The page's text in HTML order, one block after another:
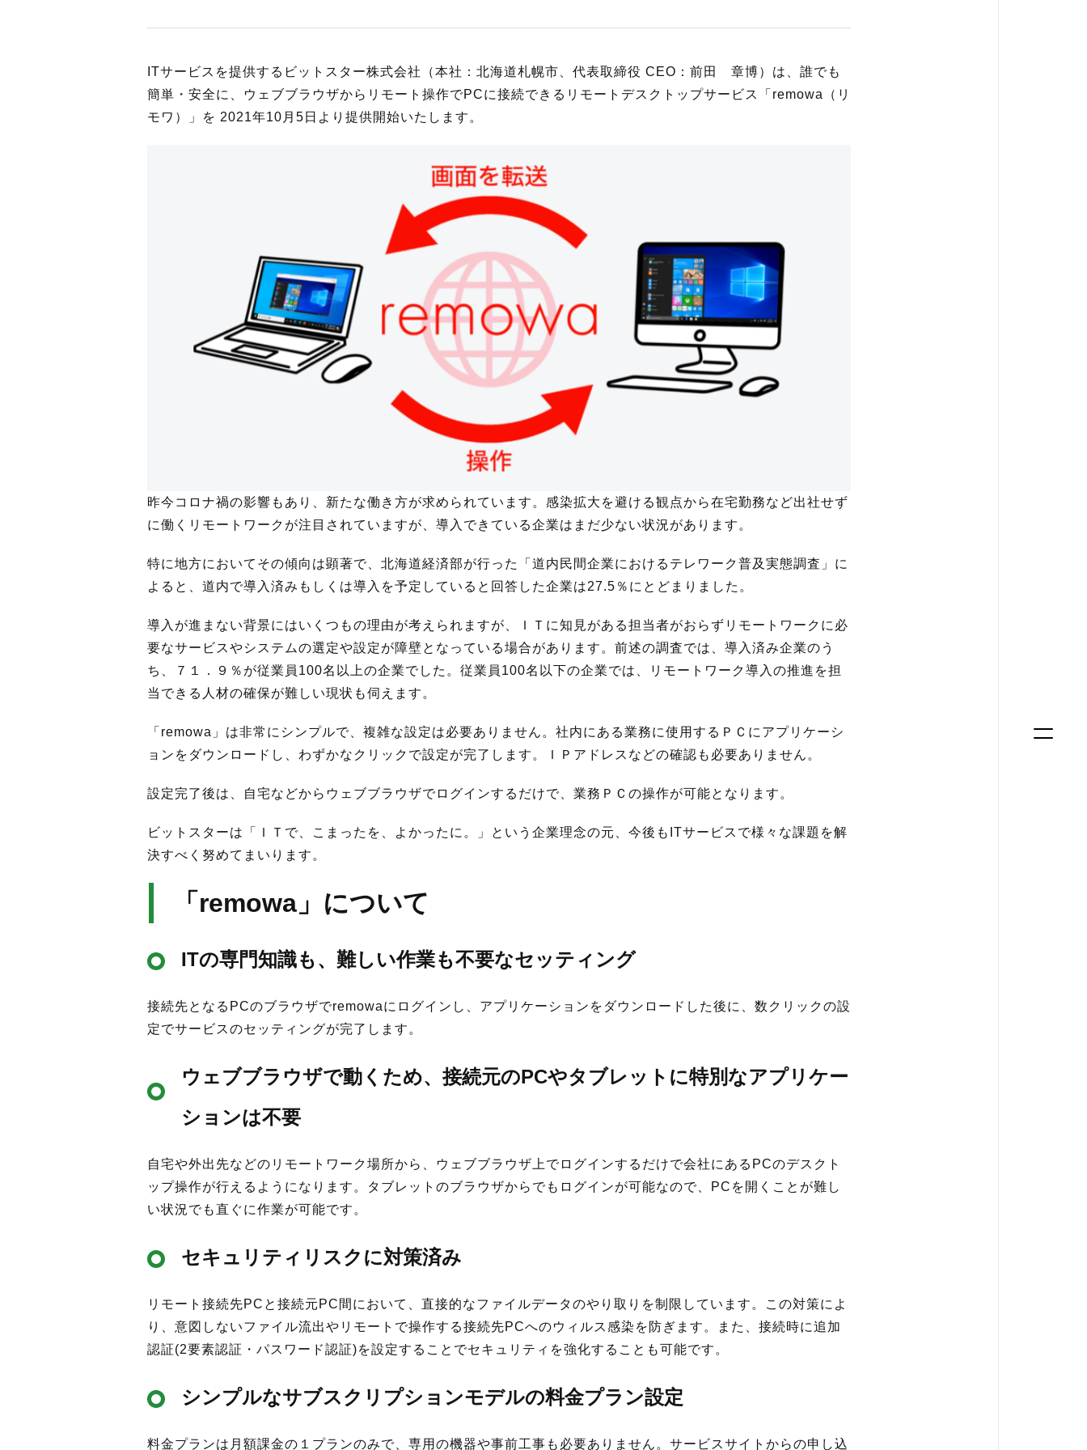
ITサービスを提供するビットスター株式会社（本社：北海道札幌市、代表取締役 CEO：前田 章博）は、誰でも
簡単・安全に、ウェブブラウザからリモート操作でPCに接続できるリモートデスクトップサービス「remowa（リ
モワ）」を 2021年10月5日より提供開始いたします。
昨今コロナ禍の影響もあり、新たな働き方が求められています。感染拡大を避ける観点から在宅勤務など出社せず
に働くリモートワークが注目されていますが、導入できている企業はまだ少ない状況があります。
特に地方においてその傾向は顕著で、北海道経済部が行った「道内民間企業におけるテレワーク普及実態調査」に
よると、道内で導入済みもしくは導入を予定していると回答した企業は27.5％にとどまりました。
導入が進まない背景にはいくつもの理由が考えられますが、ＩＴに知見がある担当者がおらずリモートワークに必
要なサービスやシステムの選定や設定が障壁となっている場合があります。前述の調査では、導入済み企業のう
ち、７１．９％が従業員100名以上の企業でした。従業員100名以下の企業では、リモートワーク導入の推進を担
当できる人材の確保が難しい現状も伺えます。
「remowa」は非常にシンプルで、複雑な設定は必要ありません。社内にある業務に使用するＰＣにアプリケーシ
ョンをダウンロードし、わずかなクリックで設定が完了します。ＩＰアドレスなどの確認も必要ありません。
設定完了後は、自宅などからウェブブラウザでログインするだけで、業務ＰＣの操作が可能となります。
ビットスターは「ＩＴで、こまったを、よかったに。」という企業理念の元、今後もITサービスで様々な課題を解
決すべく努めてまいります。
「remowa」について
ITの専門知識も、難しい作業も不要なセッティング
接続先となるPCのブラウザでremowaにログインし、アプリケーションをダウンロードした後に、数クリックの設
定でサービスのセッティングが完了します。
ウェブブラウザで動くため、接続元のPCやタブレットに特別なアプリケー
ションは不要
自宅や外出先などのリモートワーク場所から、ウェブブラウザ上でログインするだけで会社にあるPCのデスクト
ップ操作が行えるようになります。タブレットのブラウザからでもログインが可能なので、PCを開くことが難し
い状況でも直ぐに作業が可能です。
セキュリティリスクに対策済み
リモート接続先PCと接続元PC間において、直接的なファイルデータのやり取りを制限しています。この対策によ
り、意図しないファイル流出やリモートで操作する接続先PCへのウィルス感染を防ぎます。また、接続時に追加
認証(2要素認証・パスワード認証)を設定することでセキュリティを強化することも可能です。
シンプルなサブスクリプションモデルの料金プラン設定
料金プランは月額課金の１プランのみで、専用の機器や事前工事も必要ありません。サービスサイトからの申し込